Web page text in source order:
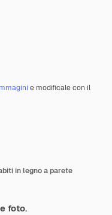
e modificale con il
in legno a parete
foto.